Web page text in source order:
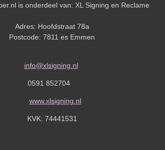
is onderdeel van: XL Signing en Reclame
Adres: Hoofdstraat 78a
Postcode: 7811 es Emmen
info@xlsigning.nl
0591 852704
www.xlsigning.nl
KVK: 74441531